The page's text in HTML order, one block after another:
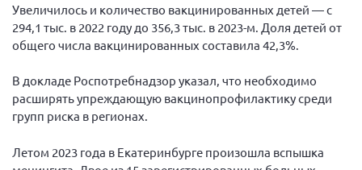
Увеличилось и количество вакцинированных детей — с
294,1 тыс. в 2022 году до 356,3 тыс. в 2023-м. Доля детей от
общего числа вакцинированных составила 42,3%.
В докладе Роспотребнадзор указал, что необходимо
расширять упреждающую вакцинопрофилактику среди
групп риска в регионах.
Летом 2023 года в Екатеринбурге произошла вспышка